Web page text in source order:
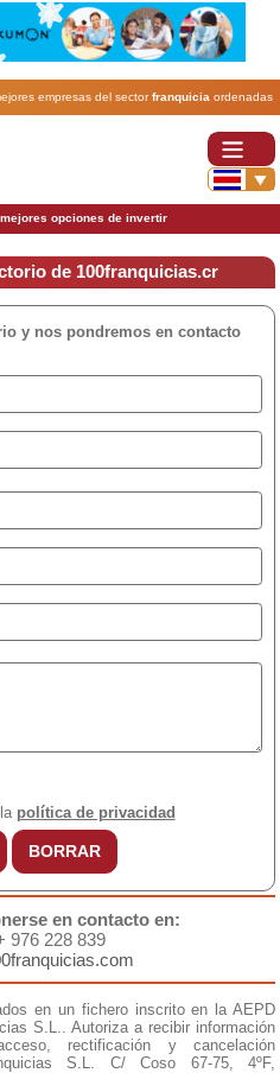
empresas del sectorfranquicia ordenadas
las más rentables, baratas y
opciones de invertir
de 100franquicias.cr
y nos pondremos en contacto
política de privacidad
BORRAR
en contacto en:
976 228 839
en un fichero inscrito en la AEPD
S.L.. Autoriza a recibir información
rectificación y cancelación
S.L. C/ Coso 67-75, 4ºF,